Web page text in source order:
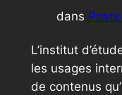
dans
L’institut
les usages
de contenus